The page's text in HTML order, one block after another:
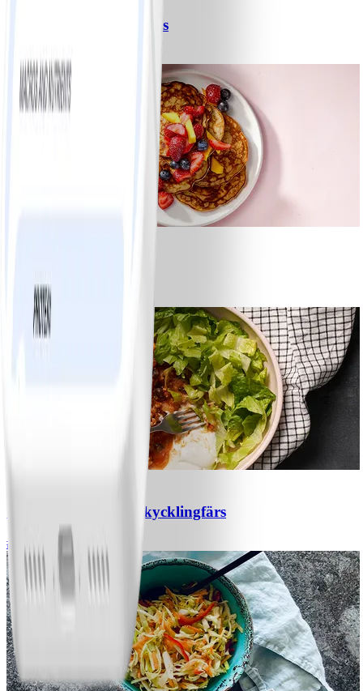
Spagetti med köttfärssås
10 MIN
5 MIN
Chili con carne med kycklingfärs
#